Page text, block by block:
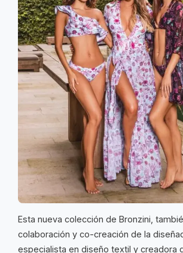
Esta nueva colección de Bronzini,
colaboración y co-creación de la
especialista en diseño textil y creadora